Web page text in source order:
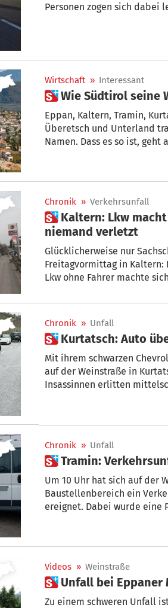
Personen zogen sich dabei
Wirtschaft » Interessant
Eppan, Kaltern, Tramin, Kurtatsch,
Überetsch und Unterland tragen den werbewirksamen Zusatz „an der
Namen. Dass es so ist, geht auf eine Intervention des damaligen SVP-Politikers
Chronik » Verkehrsunfall
 Kaltern: Lkw macht sich selbstständig – Schilder umgefahren,
niemand verletzt
Glücklicherweise nur
Freitagvormittag in Kaltern:
Lkw ohne Fahrer machte
niemand.
Chronik » Unfall
 Kurtatsch: Auto
Mit ihrem schwarzen
auf der Weinstraße in
Insassinnen erlitten
Chronik » Unfall
 Tramin:
Um 10 Uhr hat sich auf der
Baustellenbereich ein Verkehrsunfall zwischen
ereignet. Dabei wurde eine
Videos » Weinstraße
 Unfall bei
Zu einem schweren Unfall